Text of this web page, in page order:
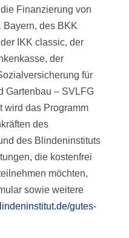
Finanzierung von
Bayern, des BKK
IKK classic, der
der
für
Gartenbau – SVLFG
wird das Programm
des
des Blindeninstituts
die kostenfrei
möchten,
sowie weitere
gutes-